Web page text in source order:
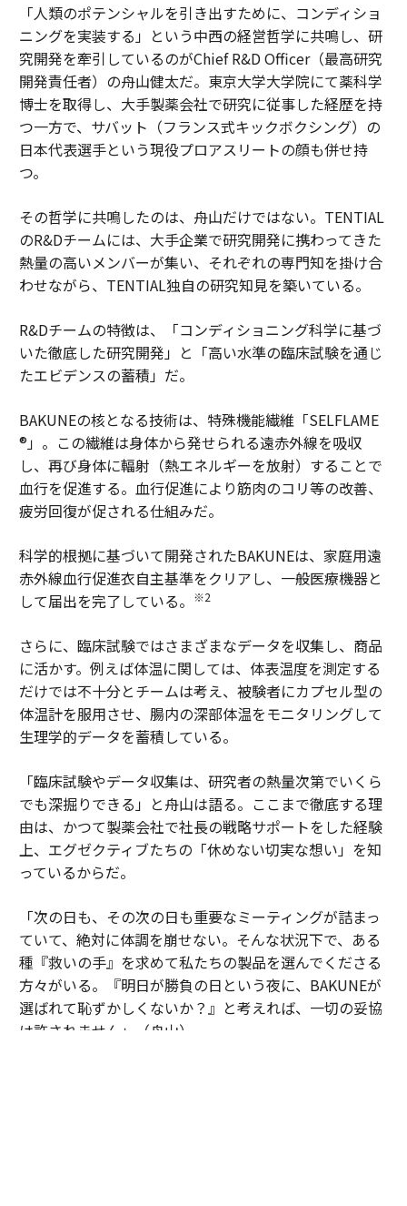
「人類のポテンシャルを引き出すために、コンディショ
ニングを実装する」という中西の経営哲学に共鳴し、研
究開発を牽引しているのがChief R&D Officer（最高研究
開発責任者）の舟山健太だ。東京大学大学院にて薬科学
博士を取得し、大手製薬会社で研究に従事した経歴を持
つ一方で、サバット（フランス式キックボクシング）の
日本代表選手という現役プロアスリートの顔も併せ持
つ。
その哲学に共鳴したのは、舟山だけではない。TENTIAL
のR&Dチームには、大手企業で研究開発に携わってきた
熱量の高いメンバーが集い、それぞれの専門知を掛け合
わせながら、TENTIAL独自の研究知見を築いている。
R&Dチームの特徴は、「コンディショニング科学に基づ
いた徹底した研究開発」と「高い水準の臨床試験を通じ
たエビデンスの蓄積」だ。
BAKUNEの核となる技術は、特殊機能繊維「SELFLAME
®」。この繊維は身体から発せられる遠赤外線を吸収
し、再び身体に輻射（熱エネルギーを放射）することで
血行を促進する。血行促進により筋肉のコリ等の改善、
疲労回復が促される仕組みだ。
科学的根拠に基づいて開発されたBAKUNEは、家庭用遠
赤外線血行促進衣自主基準をクリアし、一般医療機器と
して届出を完了している。
※2
さらに、臨床試験ではさまざまなデータを収集し、商品
に活かす。例えば体温に関しては、体表温度を測定する
だけでは不十分とチームは考え、被験者にカプセル型の
体温計を服用させ、腸内の深部体温をモニタリングして
生理学的データを蓄積している。
「臨床試験やデータ収集は、研究者の熱量次第でいくら
でも深掘りできる」と舟山は語る。ここまで徹底する理
由は、かつて製薬会社で社長の戦略サポートをした経験
上、エグゼクティブたちの「休めない切実な想い」を知
っているからだ。
「次の日も、その次の日も重要なミーティングが詰まっ
ていて、絶対に体調を崩せない。そんな状況下で、ある
種『救いの手』を求めて私たちの製品を選んでくださる
方々がいる。『明日が勝負の日という夜に、BAKUNEが
選ばれて恥ずかしくないか？』と考えれば、一切の妥協
は許されません」（舟山）